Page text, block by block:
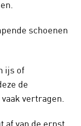
schoenen
ijs of
de
vertragen.